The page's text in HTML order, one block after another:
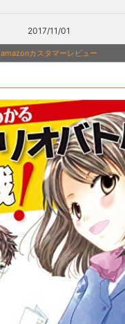
2017/11/01
amazonカスタマーレビュー